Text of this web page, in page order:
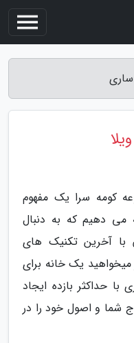
کومه سرا یک مفهوم
می دهیم که به دنبال
با آخرین تکنیک های
یک خانه برای
با حداکثر بازده ایجاد
شما و اصول خود را در